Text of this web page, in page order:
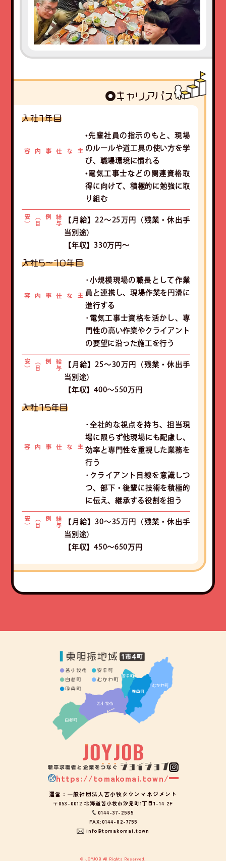
キャリアパス
入社1年目
主な仕事内容
•先輩社員の指示のもと、現場
のルールや道工具の使い方を学
び、職場環境に慣れる
•電気工事士などの関連資格取
得に向けて、積極的に勉強に取
り組む
給
与
例（
目
安
）
【月給】22～25万円（残業・休出手
当別途）
【年収】330万円～
入社5〜10年目
主な仕事内容
･小規模現場の職長として作業
員と連携し、現場作業を円滑に
進行する
･電気工事士資格を活かし、専
門性の高い作業やクライアント
の要望に沿った施工を行う
給
与
例（
目
安
）
【月給】25～30万円（残業・休出手
当別途）
【年収】400～550万円
入社15年目
主な仕事内容
･全社的な視点を持ち、担当現
場に限らず他現場にも配慮し、
効率と専門性を重視した業務を
行う
･クライアント目線を意識しつ
つ、部下・後輩に技術を積極的
に伝え、継承する役割を担う
給
与
例（
目
安
）
【月給】30～35万円（残業・休出手
当別途）
【年収】450～650万円
https://tomakomai.town/
運営：一般社団法人苫小牧タウンマネジメント
〒053-0012 北海道苫小牧市汐見町1丁目1-14 2F
0144-37-2585
FAX:0144-82-7755
info@tomakomai.town
© JOYJOB All Rights Reserved.